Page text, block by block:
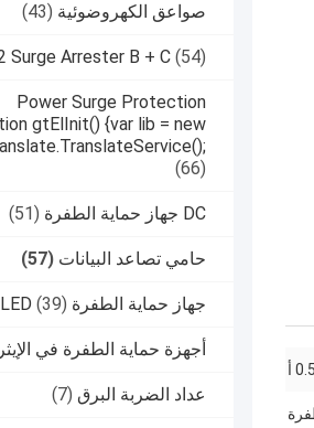
صواعق الكهروضوئية (43)
Surge Arrester B + C (54)
Power Surge Protection
gtElInit() {var lib = new
(66)
DC جهاز حماية الطفرة (51)
حامي تصاعد البيانات (57)
جهاز حماية الطفرة LED (39)
أجهزة حماية الطفرة في
عداد الضربة البرق (7)
0.5 أ